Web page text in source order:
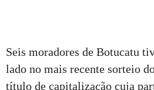
Seis moradores de Botucatu
lado no mais recente sorteio
título de capitalização cuja